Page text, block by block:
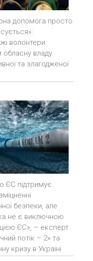
допомога просто
волонтери
обласну владу
та злагодженої
ЄС підтримує
безпеки, але
не є виключною
ЄС», – експерт
потік – 2» та
кризу в Україні